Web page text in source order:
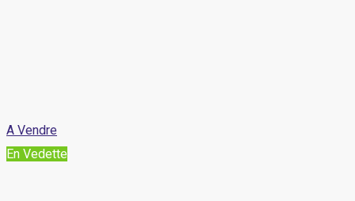
A Vendre
En Vedette